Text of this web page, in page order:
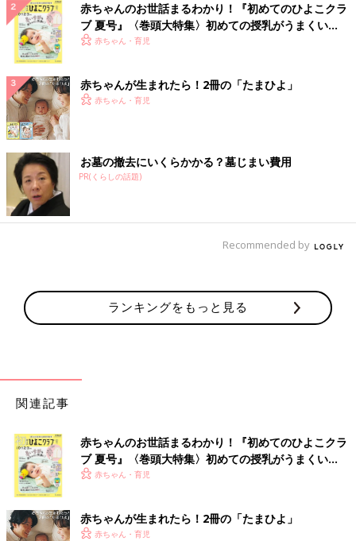
か」。不安なときは、以下の目安をチェックして！
悩み４：量がたりているかわからない
「０～２ヶ月ごろは、１日８回以上授乳していて、下記の①～③
がすべて当てはまっていれば、母乳はたりているのでミルクをた
さなくて大丈夫。
３～４ヶ月ごろは、授乳が「母乳だけ、母乳とミルクの混合、ミ
ルクだけ」かによって、回数の目安が変わります。
・母乳だけ
・ 混合
なら、１日６～８回×左右合計10～15分程度で母乳後＋ミ
ルクはたりない分だけ
なら、１日５～６回×160～200ml
★母乳がたりているかの目安
悩み５：ミルクをたす量＆たし方がわからない
「母乳をあげてから、その後赤ちゃんにものたりないような様子
があったら、ミルクを与えてみます。
母乳をあげてからミルクをあげる
や、毎回の授乳で『母乳→ミルク』というのがママに負担なら
ば、母乳の授乳を１回休んで、１回分のミルクをあげるというや
り方でもいいでしょう」
赤ちゃんのお世話まるわかり！『初めてのひよこクラ
ブ 夏号』〈巻頭大特集〉初めての授乳がうまくい
く！ おっぱい・ミルクの基本と夏のトラブル 解決テ
赤ちゃん・育児
赤ちゃんが生まれたら！2冊の「たまひよ」
赤ちゃん・育児
お墓の撤去にいくらかかる？墓じまい費用
PR(くらしの話題)
Recommended by
ランキングをもっと見る
関連記事
赤ちゃんのお世話まるわかり！『初めてのひよこクラ
ブ 夏号』〈巻頭大特集〉初めての授乳がうまくい
く！ おっぱい・ミルクの基本と夏のトラブル 解決テ
赤ちゃん・育児
赤ちゃんが生まれたら！2冊の「たまひよ」
赤ちゃん・育児